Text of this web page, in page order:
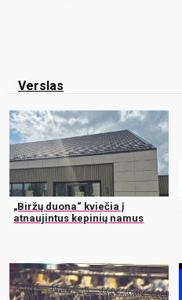
Verslas
„Biržų duona“ kviečia į
atnaujintus kepinių namus